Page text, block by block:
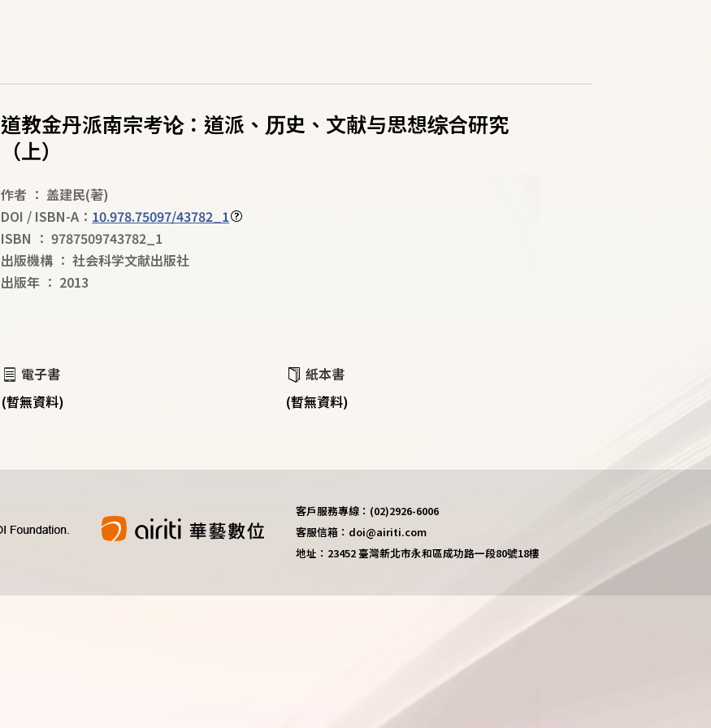
道教金丹派南宗考论：道派、历史、文献与思想综合研究
（上）
作者 ： 盖建民(著)
DOI / ISBN-A： 10.978.75097/43782_1
ISBN ： 9787509743782_1
出版機構 ： 社会科学文献出版社
出版年 ： 2013
電子書
(暫無資料)
紙本書
(暫無資料)
客戶服務專線：(02)2926-6006
客服信箱：doi@airiti.com
地址：23452 臺灣新北市永和區成功路一段80號18樓